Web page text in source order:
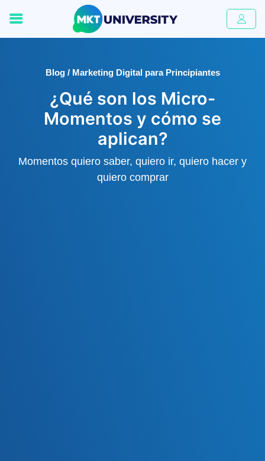
Blog / Marketing Digital para Principiantes
¿Qué son los Micro-
Momentos y cómo se
aplican?
Momentos quiero saber, quiero ir, quiero hacer y
quiero comprar